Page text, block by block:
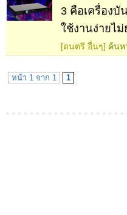
3 คือเครื่องบั
ใช้งานง่ายไม่
[ดนตรี อื่นๆ] ค้นห
หน้า 1 จาก 1 1